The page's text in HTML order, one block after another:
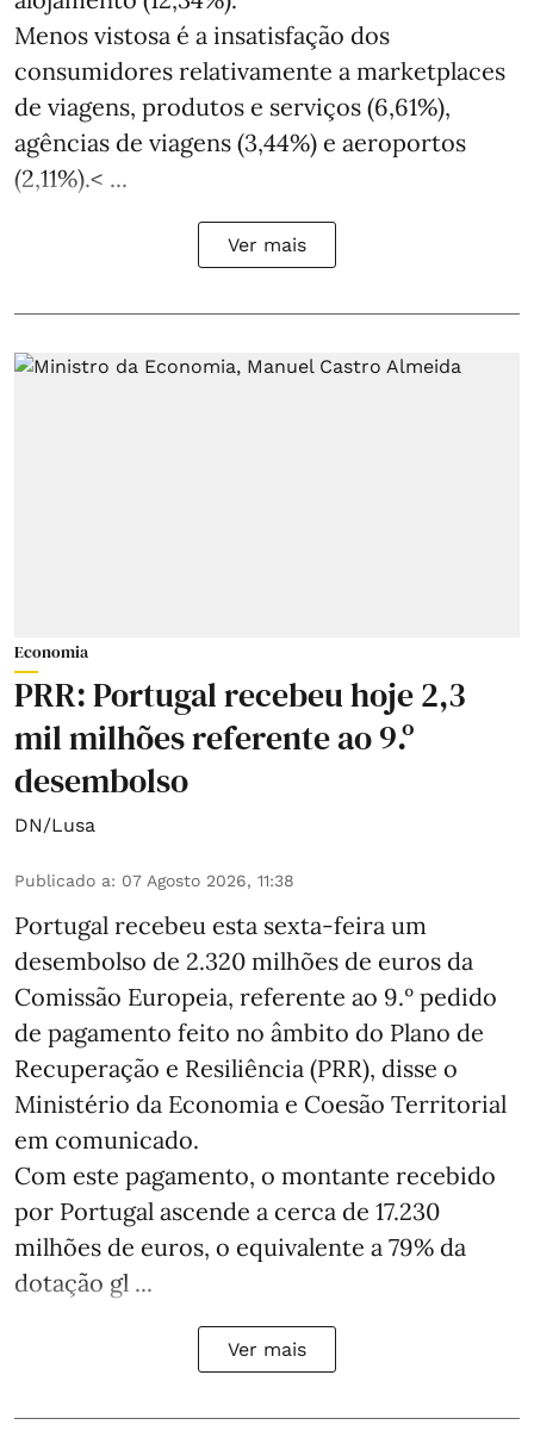
Menos vistosa é a insatisfação dos
consumidores relativamente a marketplaces
de viagens, produtos e serviços (6,61%),
agências de viagens (3,44%) e aeroportos
(2,11%).< ...
Ver mais
Economia
PRR: Portugal recebeu hoje 2,3
mil milhões referente ao 9.º
desembolso
DN/Lusa
Publicado a: 07 Agosto 2026, 11:38
Portugal recebeu esta sexta-feira um
desembolso de 2.320 milhões de euros da
Comissão Europeia, referente ao 9.º pedido
de pagamento feito no âmbito do Plano de
Recuperação e Resiliência (PRR), disse o
Ministério da Economia e Coesão Territorial
em comunicado.
Com este pagamento, o montante recebido
por Portugal ascende a cerca de 17.230
milhões de euros, o equivalente a 79% da
dotação gl ...
Ver mais